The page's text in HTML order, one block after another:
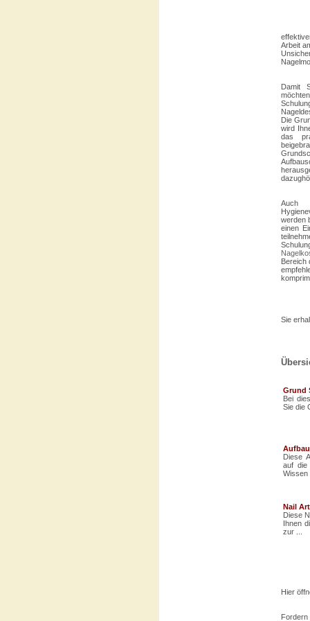
Arbeit
Damit
Die
wird
das
Auch
werden
einen
Bereich
Sie
Grund
Bei
Sie die
Diese
auf die
Wissen
Nail
Diese
Ihnen
zur ...
Hier
Fordern